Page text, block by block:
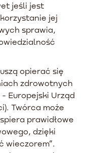
jeśli jest
jej
sprawia,
opierać się
zdrowotnych
Europejski Urząd
Twórca może
prawidłowe
dzięki
wieczorem”.